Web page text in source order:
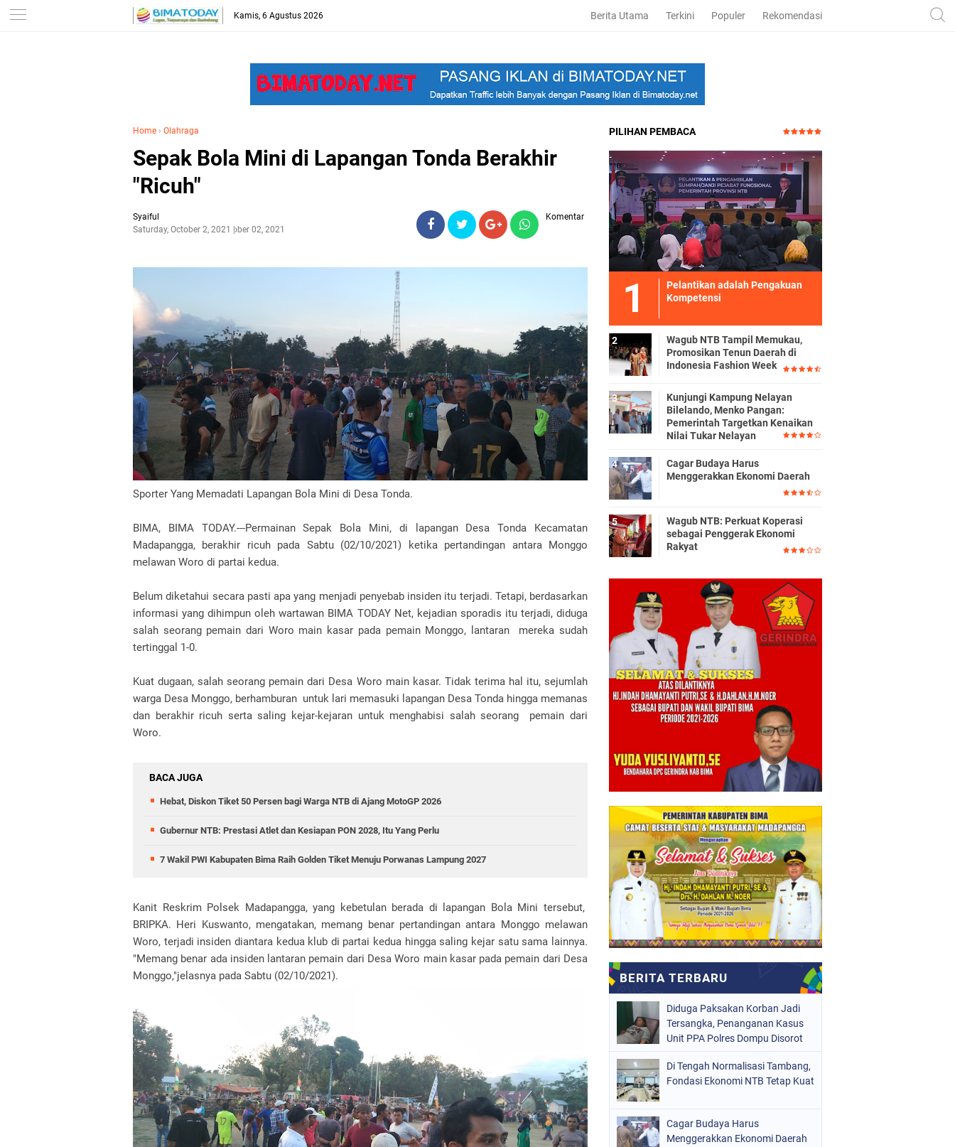
-->
Kamis, 6 Agustus 2026 Berita Utama Terkini Populer Rekomendasi
Home › Olahraga
Sepak Bola Mini di Lapangan Tonda Berakhir
"Ricuh"
Syaiful
Saturday, October 2, 2021October 02, 2021
Komentar
Sporter Yang Memadati Lapangan Bola Mini di Desa Tonda.
BIMA, BIMA TODAY.---Permainan Sepak Bola Mini, di lapangan Desa Tonda Kecamatan
Madapangga, berakhir ricuh pada Sabtu (02/10/2021) ketika pertandingan antara Monggo
melawan Woro di partai kedua.
Belum diketahui secara pasti apa yang menjadi penyebab insiden itu terjadi. Tetapi, berdasarkan
informasi yang dihimpun oleh wartawan BIMA TODAY Net, kejadian sporadis itu terjadi, diduga
salah seorang pemain dari Woro main kasar pada pemain Monggo, lantaran mereka sudah
tertinggal 1-0.
Kuat dugaan, salah seorang pemain dari Desa Woro main kasar. Tidak terima hal itu, sejumlah
warga Desa Monggo, berhamburan untuk lari memasuki lapangan Desa Tonda hingga memanas
dan berakhir ricuh serta saling kejar-kejaran untuk menghabisi salah seorang pemain dari
Woro.
BACA JUGA
Hebat, Diskon Tiket 50 Persen bagi Warga NTB di Ajang MotoGP 2026
Gubernur NTB: Prestasi Atlet dan Kesiapan PON 2028, Itu Yang Perlu
7 Wakil PWI Kabupaten Bima Raih Golden Tiket Menuju Porwanas Lampung 2027
Kanit Reskrim Polsek Madapangga, yang kebetulan berada di lapangan Bola Mini tersebut,
BRIPKA. Heri Kuswanto, mengatakan, memang benar pertandingan antara Monggo melawan
Woro, terjadi insiden diantara kedua klub di partai kedua hingga saling kejar satu sama lainnya.
"Memang benar ada insiden lantaran pemain dari Desa Woro main kasar pada pemain dari Desa
Monggo,"jelasnya pada Sabtu (02/10/2021).
PILIHAN PEMBACA
Pelantikan adalah Pengakuan
Kompetensi
Wagub NTB Tampil Memukau,
Promosikan Tenun Daerah di
Indonesia Fashion Week
Kunjungi Kampung Nelayan
Bilelando, Menko Pangan:
Pemerintah Targetkan Kenaikan
Nilai Tukar Nelayan
Cagar Budaya Harus
Menggerakkan Ekonomi Daerah
Wagub NTB: Perkuat Koperasi
sebagai Penggerak Ekonomi
Rakyat
Diduga Paksakan Korban Jadi
Tersangka, Penanganan Kasus
Unit PPA Polres Dompu Disorot
Di Tengah Normalisasi Tambang,
Fondasi Ekonomi NTB Tetap Kuat
Cagar Budaya Harus
Menggerakkan Ekonomi Daerah